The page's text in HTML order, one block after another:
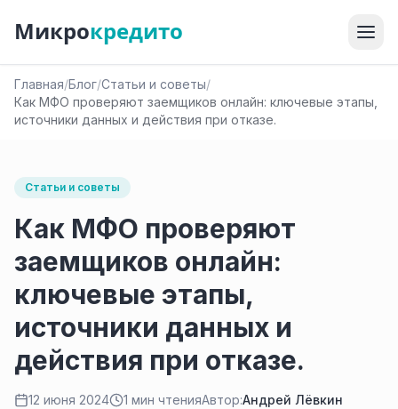
Микрокредито
Главная/Блог/Статьи и советы/
Как МФО проверяют заемщиков онлайн: ключевые этапы,
источники данных и действия при отказе.
Статьи и советы
Как МФО проверяют
заемщиков онлайн:
ключевые этапы,
источники данных и
действия при отказе.
12 июня 2024 1 мин чтенияАвтор:Андрей Лёвкин